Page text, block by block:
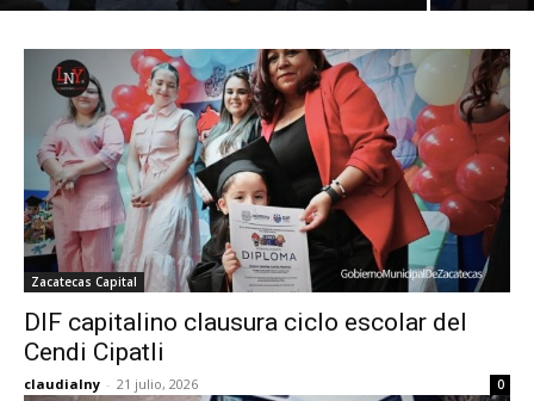
Zacatecas Capital
DIF capitalino clausura ciclo escolar del
Cendi Cipatli
claudialny - 21 julio, 2026 0